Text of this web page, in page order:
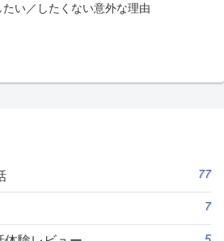
い／したくない意外な理由
77
7